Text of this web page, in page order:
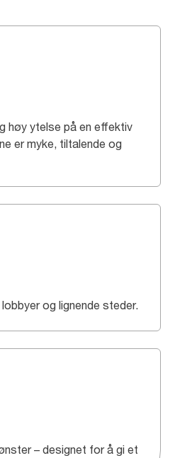
høy ytelse på en effektiv
er myke, tiltalende og
og lignende steder.
– designet for å gi et